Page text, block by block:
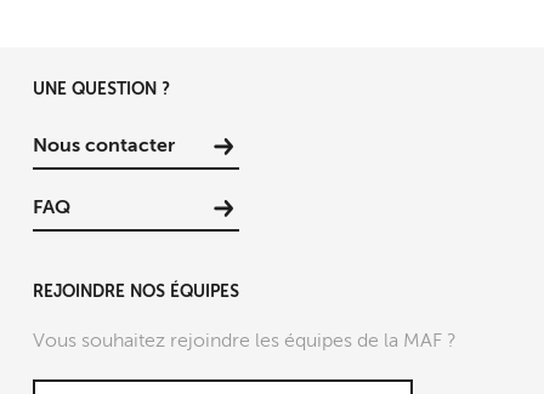
UNE QUESTION ?
Nous contacter
FAQ
REJOINDRE NOS ÉQUIPES
Vous souhaitez rejoindre les équipes de la MAF ?